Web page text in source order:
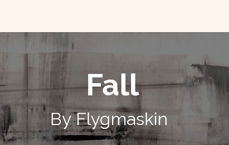
Fall
By Flygmaskin